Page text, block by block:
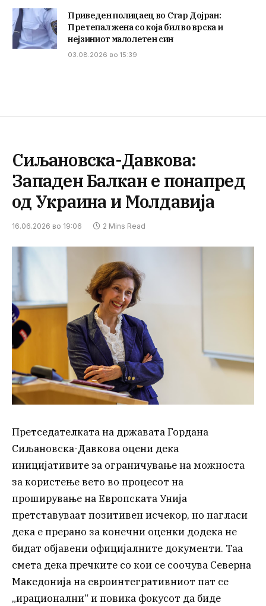
Приведен полицаец во Стар Дојран:
Претепал жена со која бил во врска и
нејзиниот малолетен син
03.08.2026 во 15:39
Сиљановска-Давкова:
Западен Балкан е понапред
од Украина и Молдавија
16.06.2026 во 19:06 2 Mins Read
Претседателката на државата Гордана
Сиљановска-Давкова оцени дека
иницијативите за ограничување на можноста
за користење вето во процесот на
проширување на Европската Унија
претставуваат позитивен исчекор, но нагласи
дека е прерано за конечни оценки додека не
бидат објавени официјалните документи. Таа
смета дека пречките со кои се соочува Северна
Македонија на евроинтегративниот пат се
„ирационални“ и повика фокусот да биде